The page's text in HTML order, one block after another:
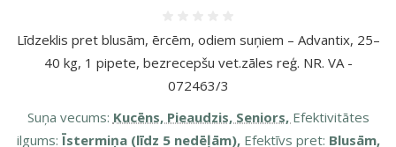
Līdzeklis pret blusām, ērcēm, odiem suņiem – Advantix, 25–
40 kg, 1 pipete, bezrecepšu vet.zāles reģ. NR. VA -
072463/3
Suņa vecums: Kucēns, Pieaudzis, Seniors, Efektivitātes
ilgums: Īstermiņa (līdz 5 nedēļām), Efektīvs pret: Blusām,